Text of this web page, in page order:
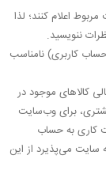
اعلام کنند؛ لذا
ننویسید.
حساب کاربری) نامناسب
کالاهای موجود در
برای وب‌سایت
وجوه دریافتی طی ۴۸ الی ۷۲ ساعت کاری به حساب
سایت می‌پذیرد از این